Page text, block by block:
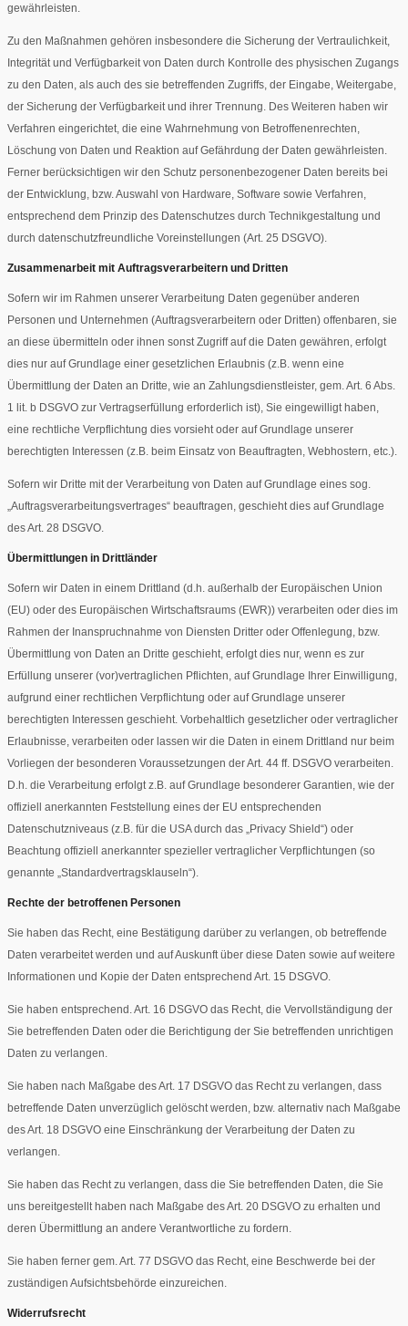
gewährleisten.
Zu den Maßnahmen gehören insbesondere die Sicherung der Vertraulichkeit,
Integrität und Verfügbarkeit von Daten durch Kontrolle des physischen Zugangs
zu den Daten, als auch des sie betreffenden Zugriffs, der Eingabe, Weitergabe,
der Sicherung der Verfügbarkeit und ihrer Trennung. Des Weiteren haben wir
Verfahren eingerichtet, die eine Wahrnehmung von Betroffenenrechten,
Löschung von Daten und Reaktion auf Gefährdung der Daten gewährleisten.
Ferner berücksichtigen wir den Schutz personenbezogener Daten bereits bei
der Entwicklung, bzw. Auswahl von Hardware, Software sowie Verfahren,
entsprechend dem Prinzip des Datenschutzes durch Technikgestaltung und
durch datenschutzfreundliche Voreinstellungen (Art. 25 DSGVO).
Zusammenarbeit mit Auftragsverarbeitern und Dritten
Sofern wir im Rahmen unserer Verarbeitung Daten gegenüber anderen
Personen und Unternehmen (Auftragsverarbeitern oder Dritten) offenbaren, sie
an diese übermitteln oder ihnen sonst Zugriff auf die Daten gewähren, erfolgt
dies nur auf Grundlage einer gesetzlichen Erlaubnis (z.B. wenn eine
Übermittlung der Daten an Dritte, wie an Zahlungsdienstleister, gem. Art. 6 Abs.
1 lit. b DSGVO zur Vertragserfüllung erforderlich ist), Sie eingewilligt haben,
eine rechtliche Verpflichtung dies vorsieht oder auf Grundlage unserer
berechtigten Interessen (z.B. beim Einsatz von Beauftragten, Webhostern, etc.).
Sofern wir Dritte mit der Verarbeitung von Daten auf Grundlage eines sog.
„Auftragsverarbeitungsvertrages“ beauftragen, geschieht dies auf Grundlage
des Art. 28 DSGVO.
Übermittlungen in Drittländer
Sofern wir Daten in einem Drittland (d.h. außerhalb der Europäischen Union
(EU) oder des Europäischen Wirtschaftsraums (EWR)) verarbeiten oder dies im
Rahmen der Inanspruchnahme von Diensten Dritter oder Offenlegung, bzw.
Übermittlung von Daten an Dritte geschieht, erfolgt dies nur, wenn es zur
Erfüllung unserer (vor)vertraglichen Pflichten, auf Grundlage Ihrer Einwilligung,
aufgrund einer rechtlichen Verpflichtung oder auf Grundlage unserer
berechtigten Interessen geschieht. Vorbehaltlich gesetzlicher oder vertraglicher
Erlaubnisse, verarbeiten oder lassen wir die Daten in einem Drittland nur beim
Vorliegen der besonderen Voraussetzungen der Art. 44 ff. DSGVO verarbeiten.
D.h. die Verarbeitung erfolgt z.B. auf Grundlage besonderer Garantien, wie der
offiziell anerkannten Feststellung eines der EU entsprechenden
Datenschutzniveaus (z.B. für die USA durch das „Privacy Shield“) oder
Beachtung offiziell anerkannter spezieller vertraglicher Verpflichtungen (so
genannte „Standardvertragsklauseln“).
Rechte der betroffenen Personen
Sie haben das Recht, eine Bestätigung darüber zu verlangen, ob betreffende
Daten verarbeitet werden und auf Auskunft über diese Daten sowie auf weitere
Informationen und Kopie der Daten entsprechend Art. 15 DSGVO.
Sie haben entsprechend. Art. 16 DSGVO das Recht, die Vervollständigung der
Sie betreffenden Daten oder die Berichtigung der Sie betreffenden unrichtigen
Daten zu verlangen.
Sie haben nach Maßgabe des Art. 17 DSGVO das Recht zu verlangen, dass
betreffende Daten unverzüglich gelöscht werden, bzw. alternativ nach Maßgabe
des Art. 18 DSGVO eine Einschränkung der Verarbeitung der Daten zu
verlangen.
Sie haben das Recht zu verlangen, dass die Sie betreffenden Daten, die Sie
uns bereitgestellt haben nach Maßgabe des Art. 20 DSGVO zu erhalten und
deren Übermittlung an andere Verantwortliche zu fordern.
Sie haben ferner gem. Art. 77 DSGVO das Recht, eine Beschwerde bei der
zuständigen Aufsichtsbehörde einzureichen.
Widerrufsrecht